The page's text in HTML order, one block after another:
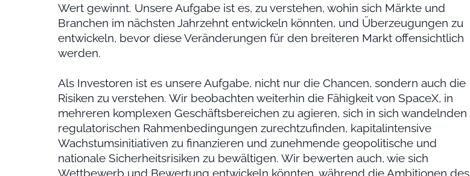
Wert gewinnt. Unsere Aufgabe ist es, zu verstehen, wohin sich Märkte und
Branchen im nächsten Jahrzehnt entwickeln könnten, und Überzeugungen zu
entwickeln, bevor diese Veränderungen für den breiteren Markt offensichtlich
werden.
Als Investoren ist es unsere Aufgabe, nicht nur die Chancen, sondern auch die
Risiken zu verstehen. Wir beobachten weiterhin die Fähigkeit von SpaceX, in
mehreren komplexen Geschäftsbereichen zu agieren, sich in sich wandelnden
regulatorischen Rahmenbedingungen zurechtzufinden, kapitalintensive
Wachstumsinitiativen zu finanzieren und zunehmende geopolitische und
nationale Sicherheitsrisiken zu bewältigen. Wir bewerten auch, wie sich
Wettbewerb und Bewertung entwickeln könnten, während die Ambitionen des